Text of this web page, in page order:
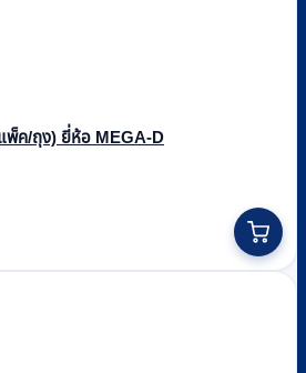
พ็ค/ถุง) ยี่ห้อ MEGA-D